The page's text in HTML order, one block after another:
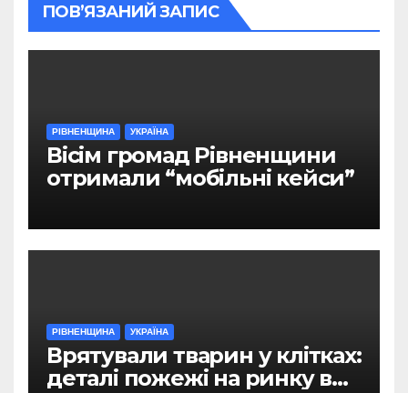
ПОВ’ЯЗАНИЙ ЗАПИС
РІВНЕНЩИНА УКРАЇНА
Вісім громад Рівненщини
отримали “мобільні кейси”
РІВНЕНЩИНА УКРАЇНА
Врятували тварин у клітках:
деталі пожежі на ринку в